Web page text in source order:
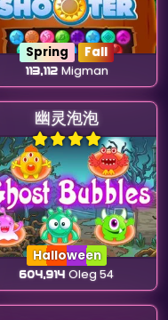
Spring Fall
113,112 Migman
幽灵泡泡
Halloween
604,914 Oleg 54